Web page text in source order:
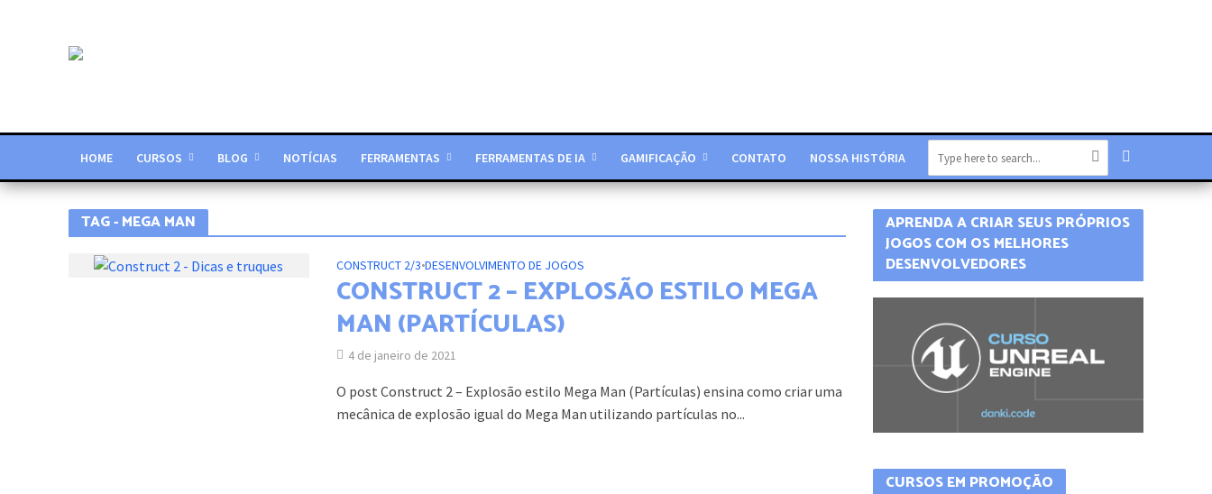
HOME CURSOS BLOG NOTÍCIAS FERRAMENTAS FERRAMENTAS DE IA GAMIFICAÇÃO CONTATO NOSSA HISTÓRIA
TAG - MEGA MAN
CONSTRUCT 2/3•DESENVOLVIMENTO DE JOGOS
CONSTRUCT 2 – EXPLOSÃO ESTILO MEGA
MAN (PARTÍCULAS)
4 de janeiro de 2021
O post Construct 2 – Explosão estilo Mega Man (Partículas) ensina como criar uma
mecânica de explosão igual do Mega Man utilizando partículas no...
APRENDA A CRIAR SEUS PRÓPRIOS
JOGOS COM OS MELHORES
DESENVOLVEDORES
CURSOS EM PROMOÇÃO